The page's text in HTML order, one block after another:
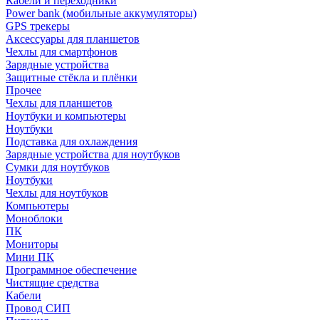
Power bank (мобильные аккумуляторы)
GPS трекеры
Аксессуары для планшетов
Чехлы для смартфонов
Зарядные устройства
Защитные стёкла и плёнки
Прочее
Чехлы для планшетов
Ноутбуки и компьютеры
Ноутбуки
Подставка для охлаждения
Зарядные устройства для ноутбуков
Сумки для ноутбуков
Ноутбуки
Чехлы для ноутбуков
Компьютеры
Моноблоки
ПК
Мониторы
Мини ПК
Программное обеспечение
Чистящие средства
Кабели
Провод СИП